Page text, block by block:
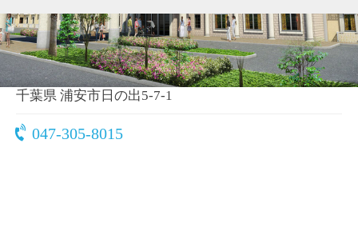
女子だけの旅に最適
〒279-0013
千葉県 浦安市日の出5-7-1
047-305-8015